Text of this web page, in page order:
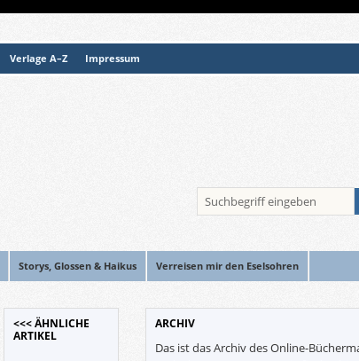
Verlage A–Z Impressum
Storys, Glossen & Haikus Verreisen mir den Eselsohren
<<< ÄHNLICHE
ARTIKEL
ARCHIV
Das ist das Archiv des Online-